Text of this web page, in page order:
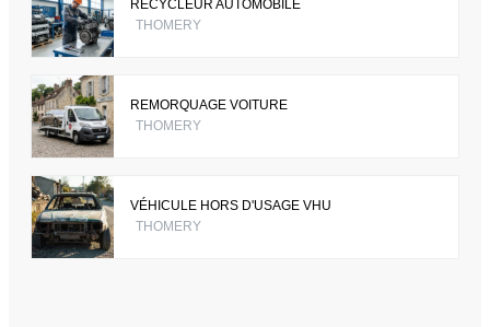
RECYCLEUR AUTOMOBILE
THOMERY
REMORQUAGE VOITURE
THOMERY
VÉHICULE HORS D'USAGE VHU
THOMERY